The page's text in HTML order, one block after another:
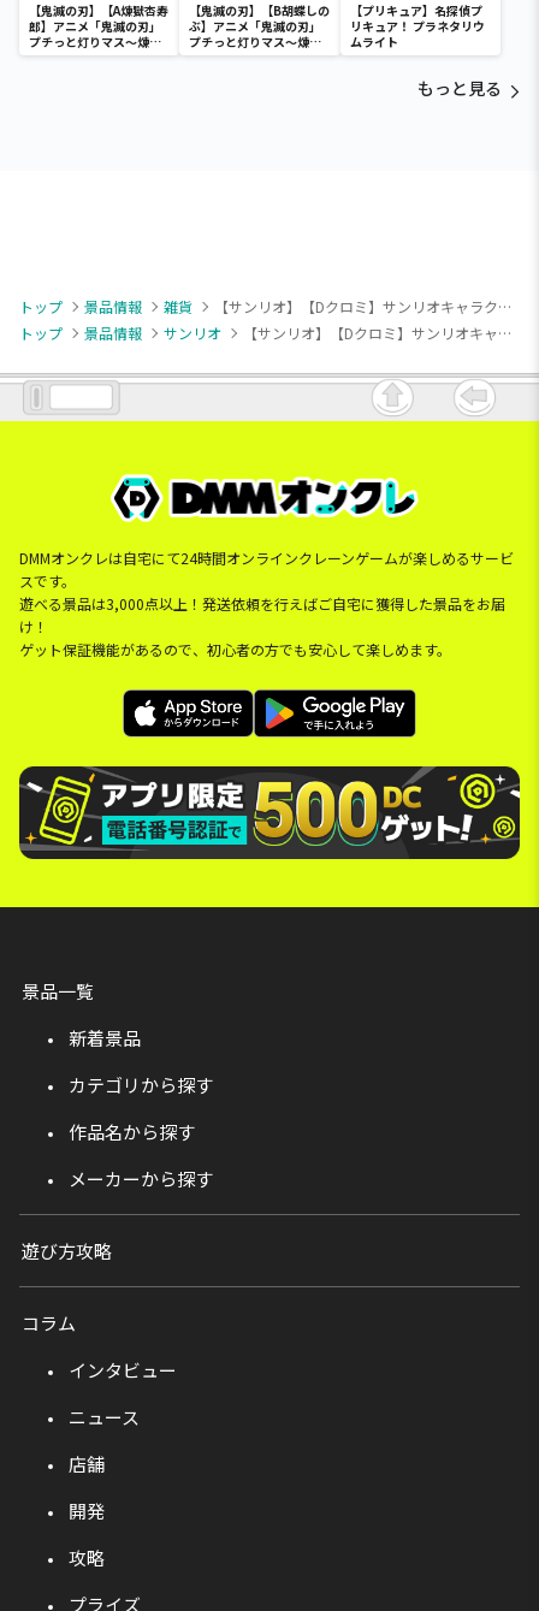
【鬼滅の刃】【A煉獄杏寿
郎】アニメ「鬼滅の刃」
プチっと灯りマス～煉獄
杏寿郎・胡蝶しのぶ～
【鬼滅の刃】【B胡蝶しの
ぶ】アニメ「鬼滅の刃」
プチっと灯りマス～煉獄
杏寿郎・胡蝶しのぶ～
【プリキュア】名探偵プ
リキュア！ プラネタリウ
ムライト
もっと見る
トップ 景品情報 雑貨
【サンリオ】【Dクロミ】サンリオキャラクターズ むきゅむきゅミニキャラメルポーチ
トップ
景品情報 サンリオ 【サンリオ】【Dクロミ】サンリオキャラクターズ むきゅむきゅミニキャラメルポーチ
DMMオンクレは自宅にて24時間オンラインクレーンゲームが楽しめるサービ
スです。
遊べる景品は3,000点以上！発送依頼を行えばご自宅に獲得した景品をお届
け！
ゲット保証機能があるので、初心者の方でも安心して楽しめます。
景品一覧
新着景品
カテゴリから探す
作品名から探す
メーカーから探す
遊び方攻略
コラム
インタビュー
ニュース
店舗
開発
攻略
プライズ